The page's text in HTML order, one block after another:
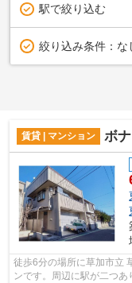
駅で絞り込む
絞り込み条件： な
賃貸 | マンション ボ
徒歩6分の場所に草加市立
ンです。周辺に駅が二つ